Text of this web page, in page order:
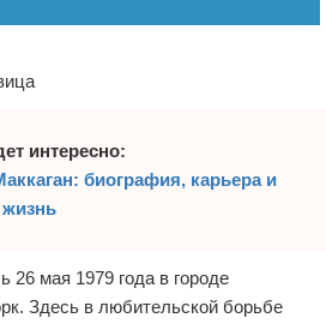
интересно:
биография, карьера и
мая 1979 года в городе
Здесь в любительской борьбе